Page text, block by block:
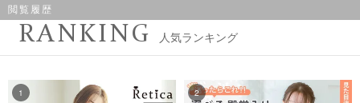
閲覧履歴
RANKING 人気ランキング